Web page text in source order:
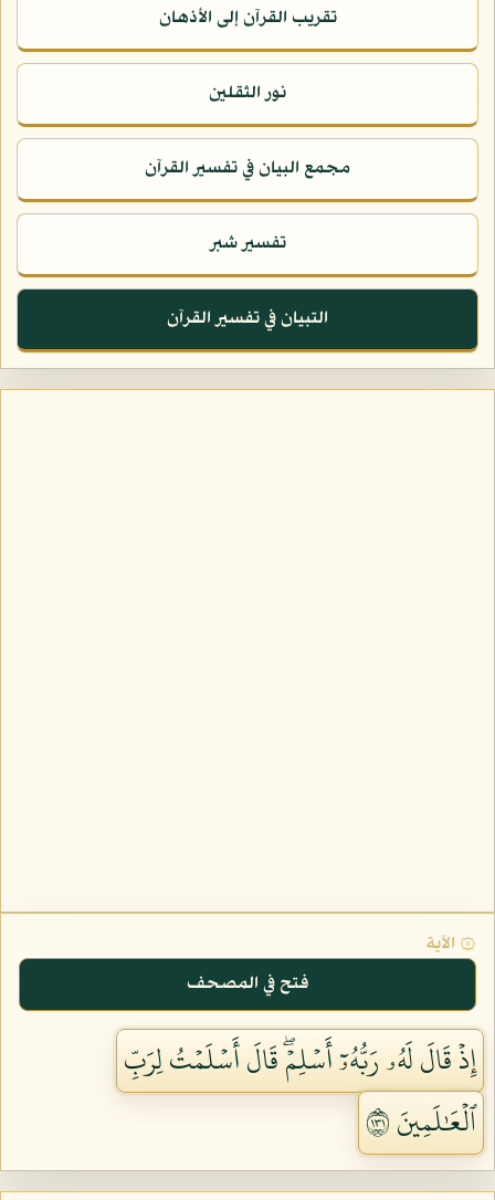
تقريب القرآن إلى الأذهان
نور الثقلين
مجمع البيان في تفسير القرآن
تفسير شبر
التبيان في تفسير القرآن
۞ الآية
فتح في المصحف
إِذۡ قَالَ لَهُۥ رَبُّهُۥٓ أَسۡلِمۡۖ قَالَ أَسۡلَمۡتُ لِرَبِّ
ٱلۡعَٰلَمِينَ ١٣١